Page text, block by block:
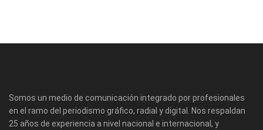
Somos un medio de comunicación integrado por profesionales
en el ramo del periodismo gráfico, radial y digital. Nos respaldan
25 años de experiencia a nivel nacional e internacional, y